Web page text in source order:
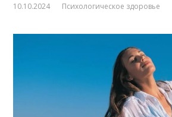
10.10.2024 Психологическое здоровье